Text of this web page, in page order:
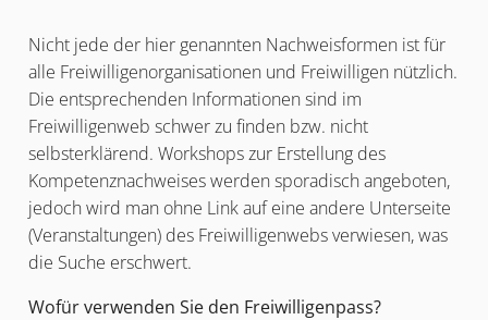
Nicht jede der hier genannten Nachweisformen ist für
alle Freiwilligenorganisationen und Freiwilligen nützlich.
Die entsprechenden Informationen sind im
Freiwilligenweb schwer zu finden bzw. nicht
selbsterklärend. Workshops zur Erstellung des
Kompetenznachweises werden sporadisch angeboten,
jedoch wird man ohne Link auf eine andere Unterseite
(Veranstaltungen) des Freiwilligenwebs verwiesen, was
die Suche erschwert.
Wofür verwenden Sie den Freiwilligenpass?